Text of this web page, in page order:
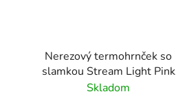
Nerezový termohrnček so
slamkou Stream Light Pink
1200 ml
Skladom